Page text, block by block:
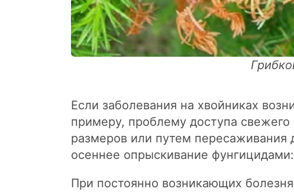
Если заболевания на хвойниках
примеру, проблему доступа
размеров или путем
осеннее опрыскивание
При постоянно возникающих